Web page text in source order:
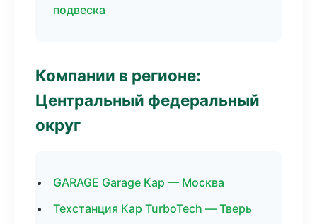
подвеска
Компании в регионе:
Центральный федеральный
округ
GARAGE Garage Кар — Москва
Техстанция Кар TurboTech — Тверь